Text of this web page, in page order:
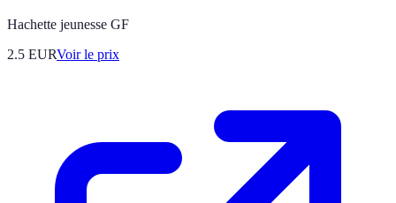
Hachette jeunesse GF
2.5 EURVoir le prix